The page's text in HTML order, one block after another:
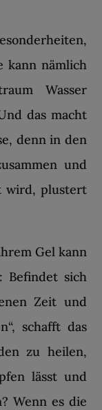
kann nämlich
Wasser
das macht
denn in den
und
wird, plustert
Gel kann
Befindet sich
Zeit und
schafft das
zu heilen,
lässt und
Wenn es die